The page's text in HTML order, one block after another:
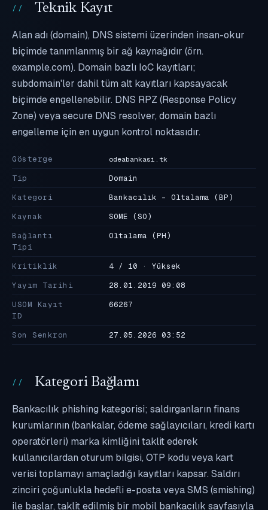
Teknik Kayıt
Alan adı (domain), DNS sistemi üzerinden insan-okur
biçimde tanımlanmış bir ağ kaynağıdır (örn.
example.com). Domain bazlı IoC kayıtları;
subdomain'ler dahil tüm alt kayıtları kapsayacak
biçimde engellenebilir. DNS RPZ (Response Policy
Zone) veya secure DNS resolver, domain bazlı
engelleme için en uygun kontrol noktasıdır.
Gösterge odeabankasi.tk
Tip
Domain
Kategori
Bankacılık - Oltalama (BP)
Kaynak
SOME (SO)
Bağlantı
Tipi
Oltalama (PH)
Kritiklik
4 / 10 · Yüksek
Yayım Tarihi
28.01.2019 09:08
USOM Kayıt
ID
66267
Son Senkron 27.05.2026 03:52
Kategori Bağlamı
Bankacılık phishing kategorisi; saldırganların finans
kurumlarının (bankalar, ödeme sağlayıcıları, kredi kartı
operatörleri) marka kimliğini taklit ederek
kullanıcılardan oturum bilgisi, OTP kodu veya kart
verisi toplamayı amaçladığı kayıtları kapsar. Saldırı
zinciri çoğunlukla hedefli e-posta veya SMS (smishing)
ile başlar, taklit edilmiş bir mobil bankacılık sayfasıyla